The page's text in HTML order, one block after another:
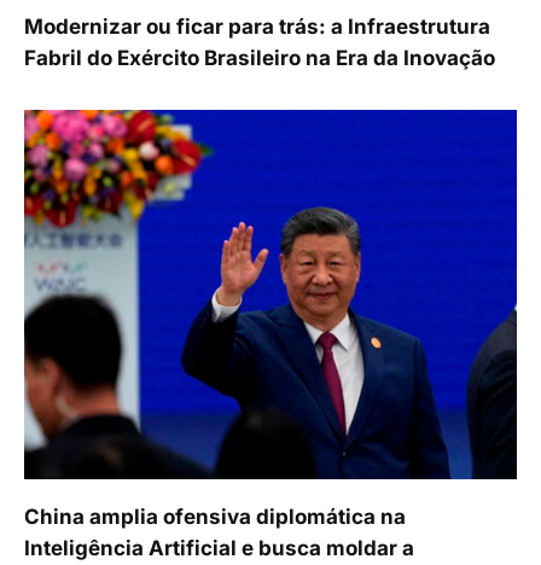
Modernizar ou ficar para trás: a Infraestrutura
Fabril do Exército Brasileiro na Era da Inovação
China amplia ofensiva diplomática na
Inteligência Artificial e busca moldar a